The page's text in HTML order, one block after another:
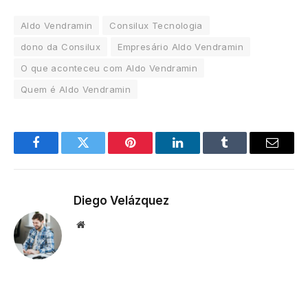
Aldo Vendramin
Consilux Tecnologia
dono da Consilux
Empresário Aldo Vendramin
O que aconteceu com Aldo Vendramin
Quem é Aldo Vendramin
FacebookTwitter Pinterest LinkedInTumblr Email
Diego Velázquez
Website